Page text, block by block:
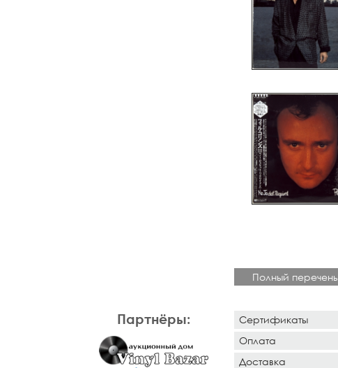
Полный перечень
Партнёры:
Сертификаты
Оплата
Доставка